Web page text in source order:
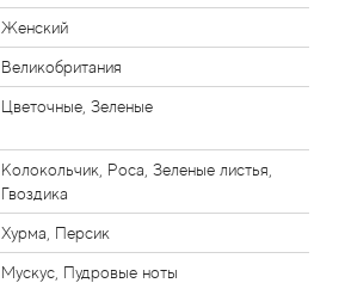
Женский
Великобритания
Цветочные, Зеленые
Колокольчик, Роса, Зеленые листья,
Гвоздика
Хурма, Персик
Мускус, Пудровые ноты